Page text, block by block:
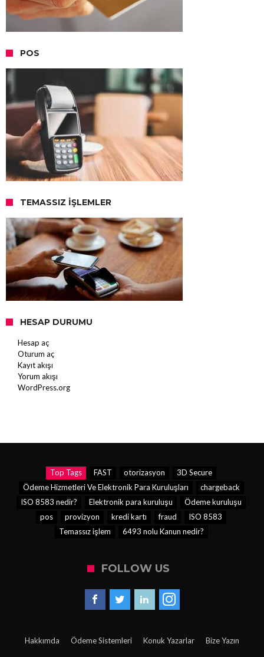
POS
TEMASSIZ İŞLEMLER
HESAP DURUMU
Hesap aç
Oturum aç
Kayıt akışı
Yorum akışı
WordPress.org
Top Tags FAST otorizasyon
3D Secure
Ödeme Hizmetleri Ve Elektronik Para Kuruluşları
chargeback
ISO 8583 nedir?
Elektronik para kuruluşu
Ödeme kuruluşu
pos
provizyon kredi kartı fraud
ISO 8583
Temassız işlem
6493 nolu Kanun nedir?
FOLLOW US
Hakkımda Ödeme Sistemleri Konuk Yazarlar Bize Yazın